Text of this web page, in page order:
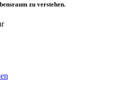
zu verstehen.